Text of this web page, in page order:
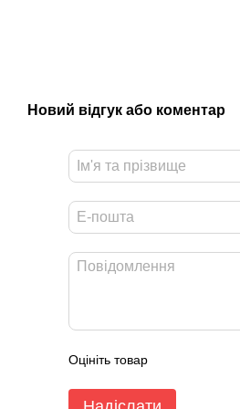
Новий відгук або коментар
Оцініть товар